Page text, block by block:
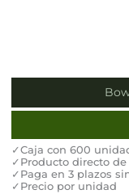
✓Caja con 600
✓Producto directo de
✓Paga en 3 plazos
✓Precio por unidad